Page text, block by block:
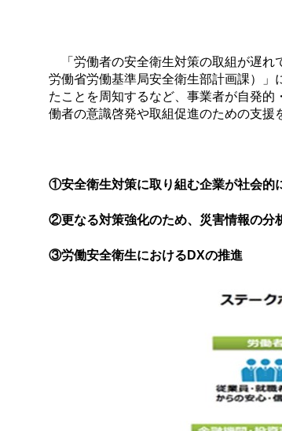
「労働者の安全衛生対策の取組が遅れ
労働省労働基準局安全衛生部計画課）」
たことを周知するなど、事業者が自発
働者の意識啓発や取組促進のための支援
①安全衛生対策に取り組む企業が社会的
②更なる対策強化のため、災害情報の分
③労働安全衛生におけるDXの推進